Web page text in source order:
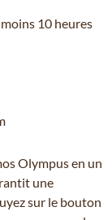
10 heures
Olympus en un
une
sur le bouton